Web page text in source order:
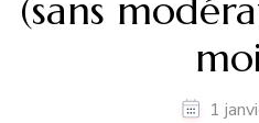
(sans
1